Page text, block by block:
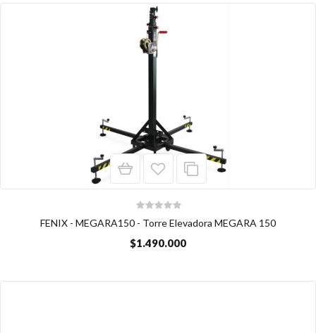
FENIX - MEGARA150 - Torre Elevadora MEGARA 150
$1.490.000